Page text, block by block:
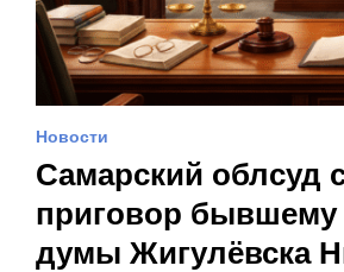
Новости
Самарский облсуд
приговор бывшему
думы Жигулёвска